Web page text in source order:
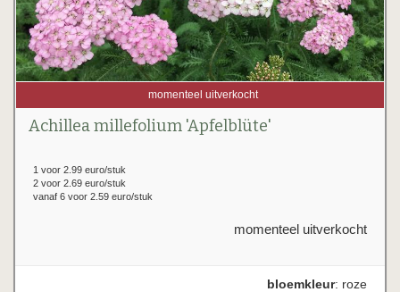
momenteel uitverkocht
Achillea millefolium 'Apfelblüte'
1 voor 2.99 euro/stuk
2 voor 2.69 euro/stuk
vanaf 6 voor 2.59 euro/stuk
momenteel uitverkocht
bloemkleur: roze